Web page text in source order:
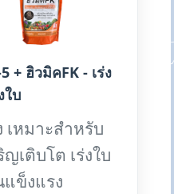
+ ฮิวมิคFK - เร่ง
ใบ
เหมาะสำหรับ
เติบโต เร่งใบ
แข็งแรง